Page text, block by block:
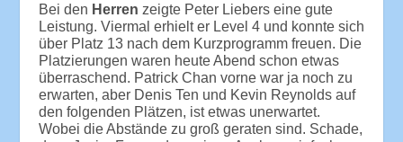
Bei den Herren zeigte Peter Liebers eine gute
Leistung. Viermal erhielt er Level 4 und konnte sich
über Platz 13 nach dem Kurzprogramm freuen. Die
Platzierungen waren heute Abend schon etwas
überraschend. Patrick Chan vorne war ja noch zu
erwarten, aber Denis Ten und Kevin Reynolds auf
den folgenden Plätzen, ist etwas unerwartet.
Wobei die Abstände zu groß geraten sind. Schade,